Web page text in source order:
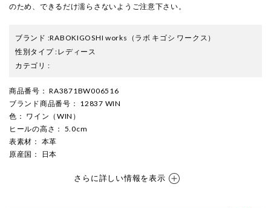
のため、できるだけ濡らさないようご注意下さい。
ブランド :RABOKIGOSHI works （ラボ キゴシ ワークス）
性別タイプ:レディース
カテゴリ :
商品番号 ： RA3871BW006516
ブランド商品番号 ： 12837 WIN
色 ： ワイン（WIN）
ヒールの高さ ： 5.0cm
表素材 ： 本革
原産国 ： 日本
さらに詳しい情報を表示